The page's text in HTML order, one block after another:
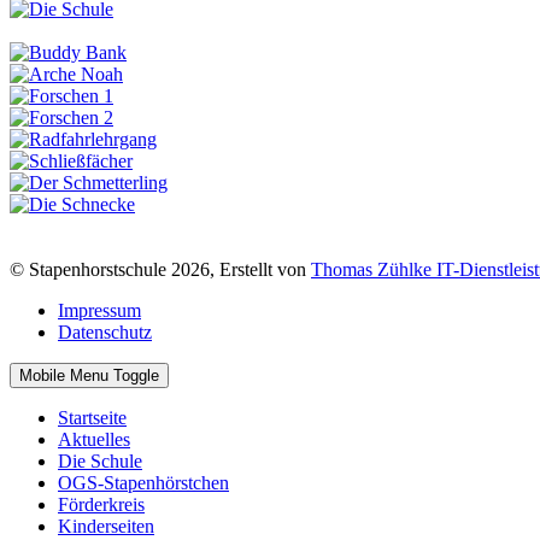
© Stapenhorstschule 2026, Erstellt von Thomas Zühlke IT-
Impressum
Datenschutz
Mobile Menu Toggle
Startseite
Aktuelles
Die Schule
OGS-Stapenhörstchen
Förderkreis
Kinderseiten